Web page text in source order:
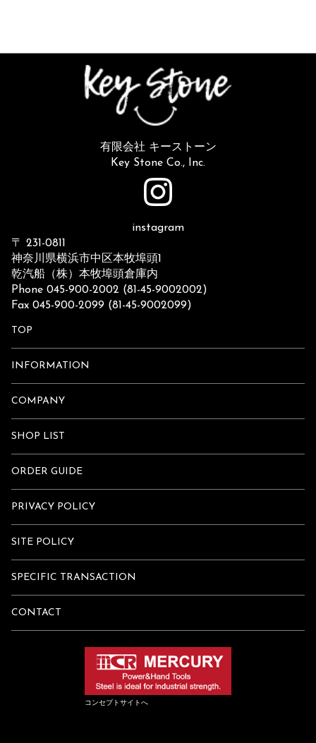
有限会社 キーストーン
Key Stone Co., Inc.
instagram
〒 231-0811
神奈川県横浜市中区本牧埠頭1
乾汽船（株）本牧埠頭倉庫内
Phone 045-900-2002 (81-45-9002002)
Fax 045-900-2099 (81-45-9002099)
TOP
INFORMATION
COMPANY
SHOP LIST
ORDER GUIDE
PRIVACY POLICY
SITE POLICY
SPECIFIC TRANSACTION
CONTACT
コンセプトサイトへ